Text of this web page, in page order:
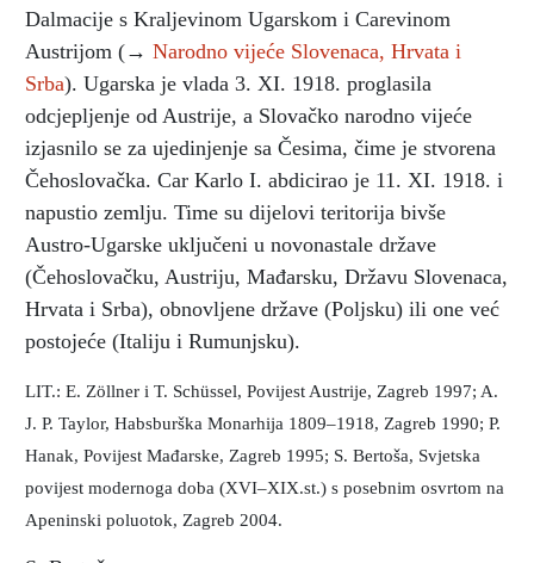
Dalmacije s Kraljevinom Ugarskom i Carevinom
Austrijom (→ Narodno vijeće Slovenaca, Hrvata i
Srba). Ugarska je vlada 3. XI. 1918. proglasila
odcjepljenje od Austrije, a Slovačko narodno vijeće
izjasnilo se za ujedinjenje sa Česima, čime je stvorena
Čehoslovačka. Car Karlo I. abdicirao je 11. XI. 1918. i
napustio zemlju. Time su dijelovi teritorija bivše
Austro-Ugarske uključeni u novonastale države
(Čehoslovačku, Austriju, Mađarsku, Državu Slovenaca,
Hrvata i Srba), obnovljene države (Poljsku) ili one već
postojeće (Italiju i Rumunjsku).
LIT.: E. Zöllner i T. Schüssel, Povijest Austrije, Zagreb 1997; A.
J. P. Taylor, Habsburška Monarhija 1809–1918, Zagreb 1990; P.
Hanak, Povijest Mađarske, Zagreb 1995; S. Bertoša, Svjetska
povijest modernoga doba (XVI–XIX.st.) s posebnim osvrtom na
Apeninski poluotok, Zagreb 2004.